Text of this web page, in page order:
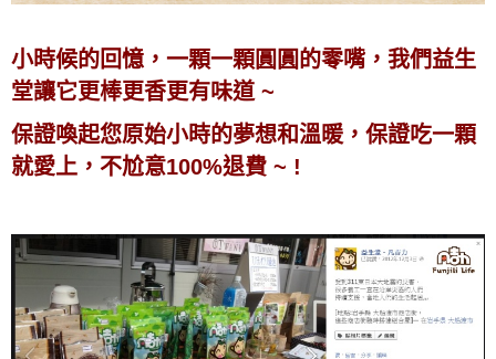
小時候的回憶，一顆一顆圓圓的零嘴，我們益生
堂讓它更棒更香更有味道 ~
保證喚起您原始小時的夢想和溫暖，保證吃一顆
就愛上，不尬意100%退費 ~ !